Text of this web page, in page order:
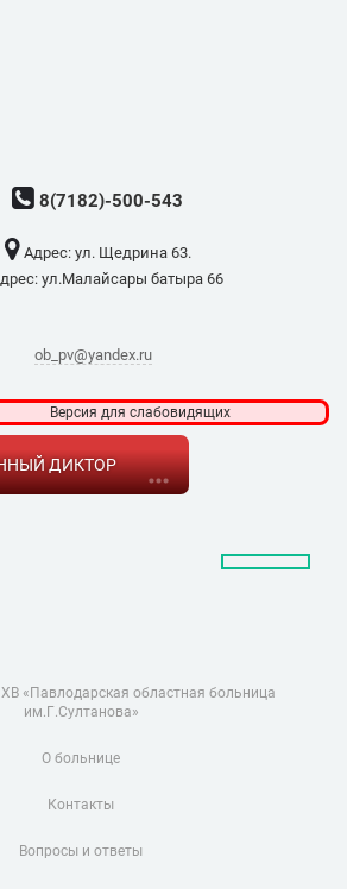
8(7182)-500-543
Адрес: ​ул. Щедрина 63.
​ул.Малайсары батыра 66
ob_pv@yandex.ru
Версия для слабовидящих
ДИКТОР
«Павлодарская областная больница
им.Г.Султанова»
О больнице
Контакты
Вопросы и ответы